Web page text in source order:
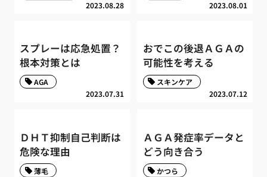
2023.08.28 2023.08.01
スプレーは応急処置？
根本対策とは
2023.07.31
AGA
おでこの後退ＡＧＡの
可能性を考える
2023.07.12
スキンケア
ＤＨＴ抑制自己判断は
危険な理由
薄毛
ＡＧＡ発症率データと
どう向き合う
かつら